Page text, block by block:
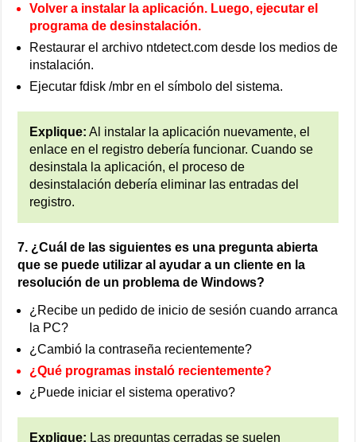
Volver a instalar la aplicación. Luego, ejecutar el
programa de desinstalación.
Restaurar el archivo ntdetect.com desde los medios de
instalación.
Ejecutar fdisk /mbr en el símbolo del sistema.
Explique: Al instalar la aplicación nuevamente, el
enlace en el registro debería funcionar. Cuando se
desinstala la aplicación, el proceso de
desinstalación debería eliminar las entradas del
registro.
7. ¿Cuál de las siguientes es una pregunta abierta
que se puede utilizar al ayudar a un cliente en la
resolución de un problema de Windows?
¿Recibe un pedido de inicio de sesión cuando arranca
la PC?
¿Cambió la contraseña recientemente?
¿Qué programas instaló recientemente?
¿Puede iniciar el sistema operativo?
Explique: Las preguntas cerradas se suelen